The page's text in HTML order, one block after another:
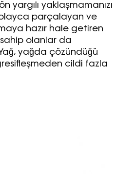
yargılı yaklaşmamanızı
parçalayan ve
hazır hale getiren
olanlar da
yağda çözündüğü
cildi fazla